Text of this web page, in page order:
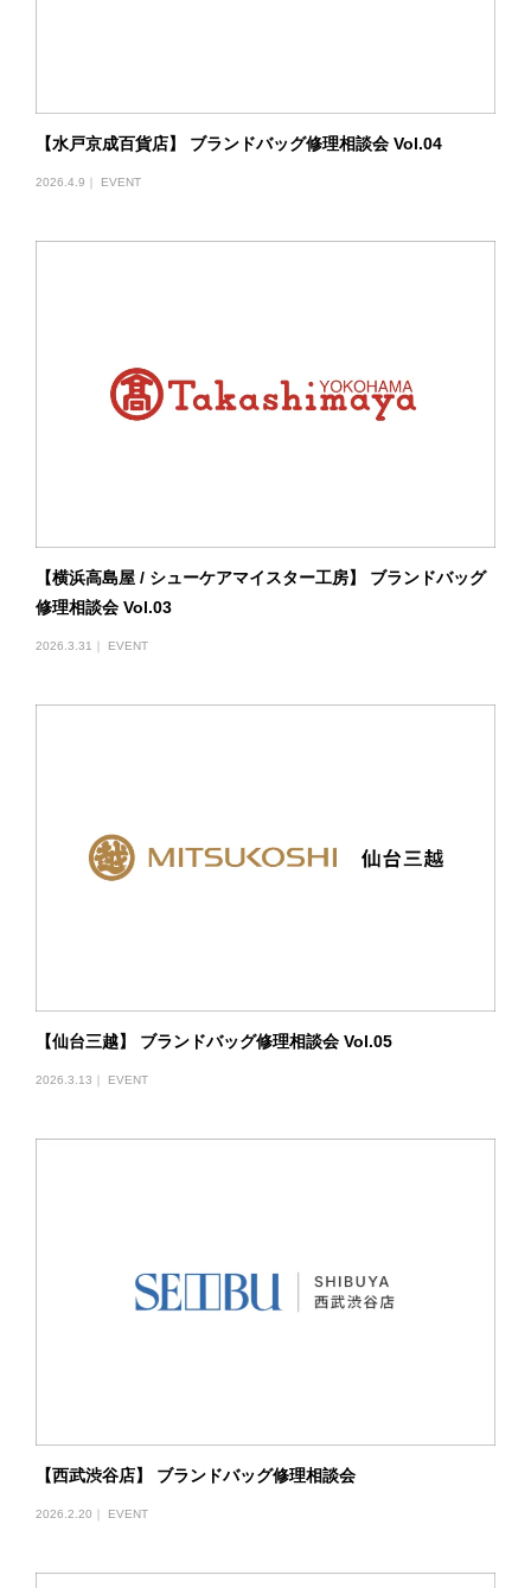
【水戸京成百貨店】 ブランドバッグ修理相談会 Vol.04
2026.4.9｜ EVENT
【横浜高島屋 / シューケアマイスター工房】 ブランドバッグ
修理相談会 Vol.03
2026.3.31｜ EVENT
【仙台三越】 ブランドバッグ修理相談会 Vol.05
2026.3.13｜ EVENT
【西武渋谷店】 ブランドバッグ修理相談会
2026.2.20｜ EVENT